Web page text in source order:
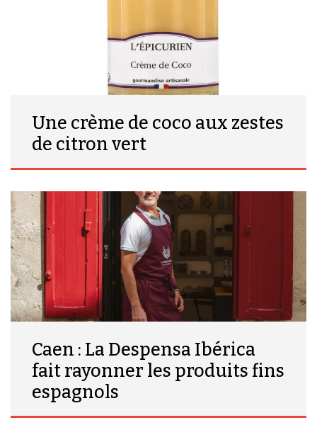
Une crème de coco aux zestes
de citron vert
Caen : La Despensa Ibérica
fait rayonner les produits fins
espagnols